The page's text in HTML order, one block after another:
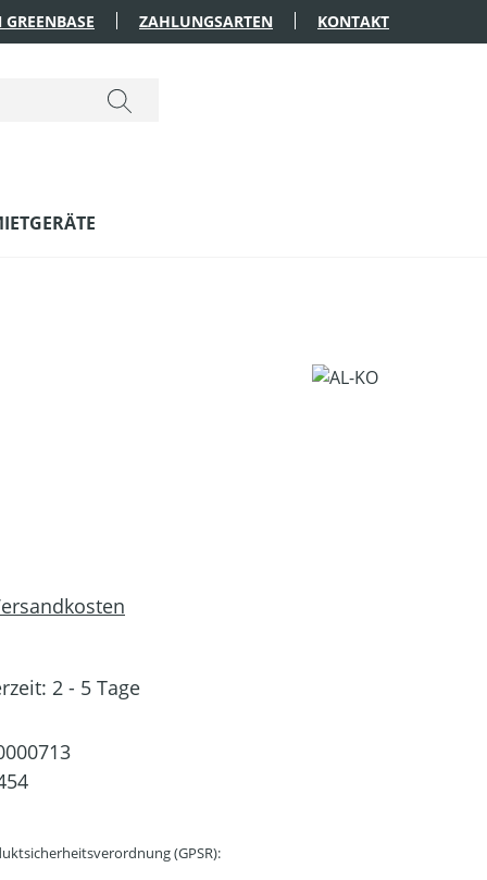
ZAHLUNGSARTEN KONTAKT
2 - 5 Tage
(GPSR):